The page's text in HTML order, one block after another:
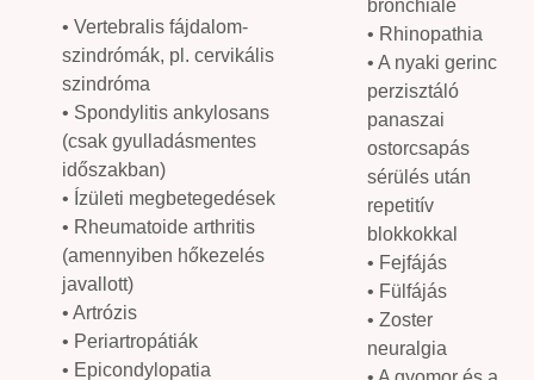
• Vertebralis fájdalom-
szindrómák, pl. cervikális
szindróma
• Spondylitis ankylosans
(csak gyulladásmentes
időszakban)
• Ízületi megbetegedések
• Rheumatoide arthritis
(amennyiben hőkezelés
javallott)
• Artrózis
• Periartropátiák
bronchiale
• Rhinopathia
• A nyaki gerinc
perzisztáló
panaszai
ostorcsapás
sérülés után
repetitív
blokkokkal
• Fejfájás
• Fülfájás
• Zoster
neuralgia